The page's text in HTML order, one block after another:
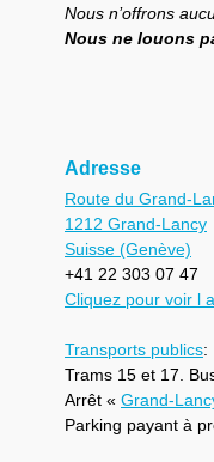
Nous n’offrons
Nous ne louons
Adresse
Route du Grand-
1212 Grand-Lancy
Suisse (Genève)
+41 22 303 07 47
Cliquez pour voir l
Transports publics:
Trams 15 et 17.
Arrêt « Grand-
Parking payant à